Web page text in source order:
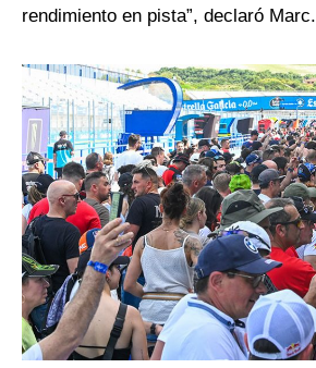
rendimiento en pista”, declaró Marc.